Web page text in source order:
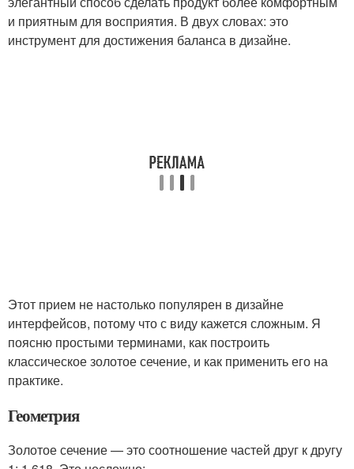
и приятным для восприятия. В двух словах: это
инструмент для достижения баланса в дизайне.
Этот прием не настолько популярен в дизайне
интерфейсов, потому что с виду кажется сложным. Я
поясню простыми терминами, как построить
классическое золотое сечение, и как применить его на
практике.
Геометрия
Золотое сечение — это соотношение частей друг к другу